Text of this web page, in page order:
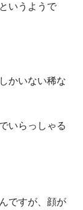
というようで
かいない稀な
いらっしゃる
ですが、顔が